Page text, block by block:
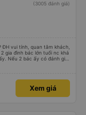
(3005 đánh giá)
vui tính, quan tâm khách,
Nếu 2 bác ấy có đánh giá
2 bác nói rất to. To
hệ sđt của mình, mình hỗ
À các bạn nữ lễ tân xinh
note là (một mình) yêu
Xem giá